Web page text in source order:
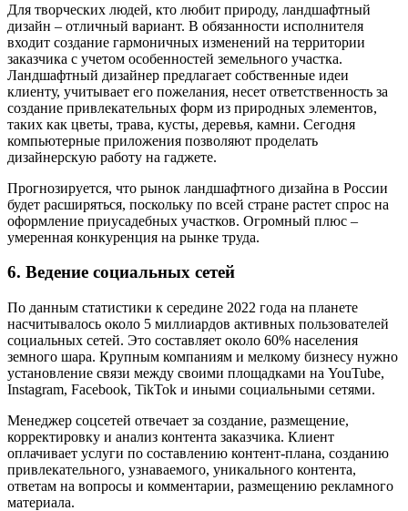
Для творческих людей, кто любит природу, ландшафтный
дизайн – отличный вариант. В обязанности исполнителя
входит создание гармоничных изменений на территории
заказчика с учетом особенностей земельного участка.
Ландшафтный дизайнер предлагает собственные идеи
клиенту, учитывает его пожелания, несет ответственность за
создание привлекательных форм из природных элементов,
таких как цветы, трава, кусты, деревья, камни. Сегодня
компьютерные приложения позволяют проделать
дизайнерскую работу на гаджете.
Прогнозируется, что рынок ландшафтного дизайна в России
будет расширяться, поскольку по всей стране растет спрос на
оформление приусадебных участков. Огромный плюс –
умеренная конкуренция на рынке труда.
6. Ведение социальных сетей
По данным статистики к середине 2022 года на планете
насчитывалось около 5 миллиардов активных пользователей
социальных сетей. Это составляет около 60% населения
земного шара. Крупным компаниям и мелкому бизнесу нужно
установление связи между своими площадками на YouTube,
Instagram, Facebook, TikTok и иными социальными сетями.
Менеджер соцсетей отвечает за создание, размещение,
корректировку и анализ контента заказчика. Клиент
оплачивает услуги по составлению контент-плана, созданию
привлекательного, узнаваемого, уникального контента,
ответам на вопросы и комментарии, размещению рекламного
материала.